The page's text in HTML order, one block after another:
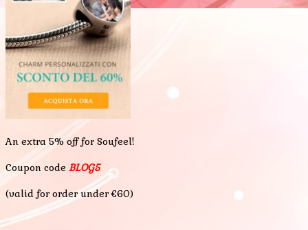
An extra 5% off for Soufeel!
Coupon code BLOG5
(valid for order under €60)